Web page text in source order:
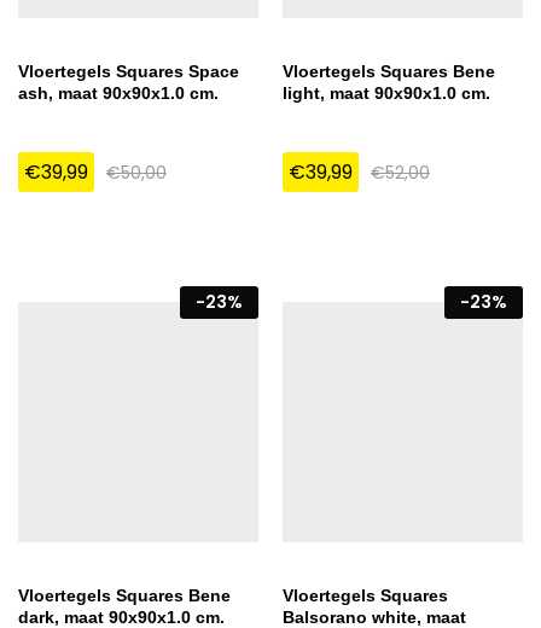
Vloertegels Squares Space
ash, maat 90x90x1.0 cm.
€39,99 €50,00
Vloertegels Squares Bene
light, maat 90x90x1.0 cm.
€39,99 €52,00
-23%
Vloertegels Squares Bene
dark, maat 90x90x1.0 cm.
-23%
Vloertegels Squares
Balsorano white, maat